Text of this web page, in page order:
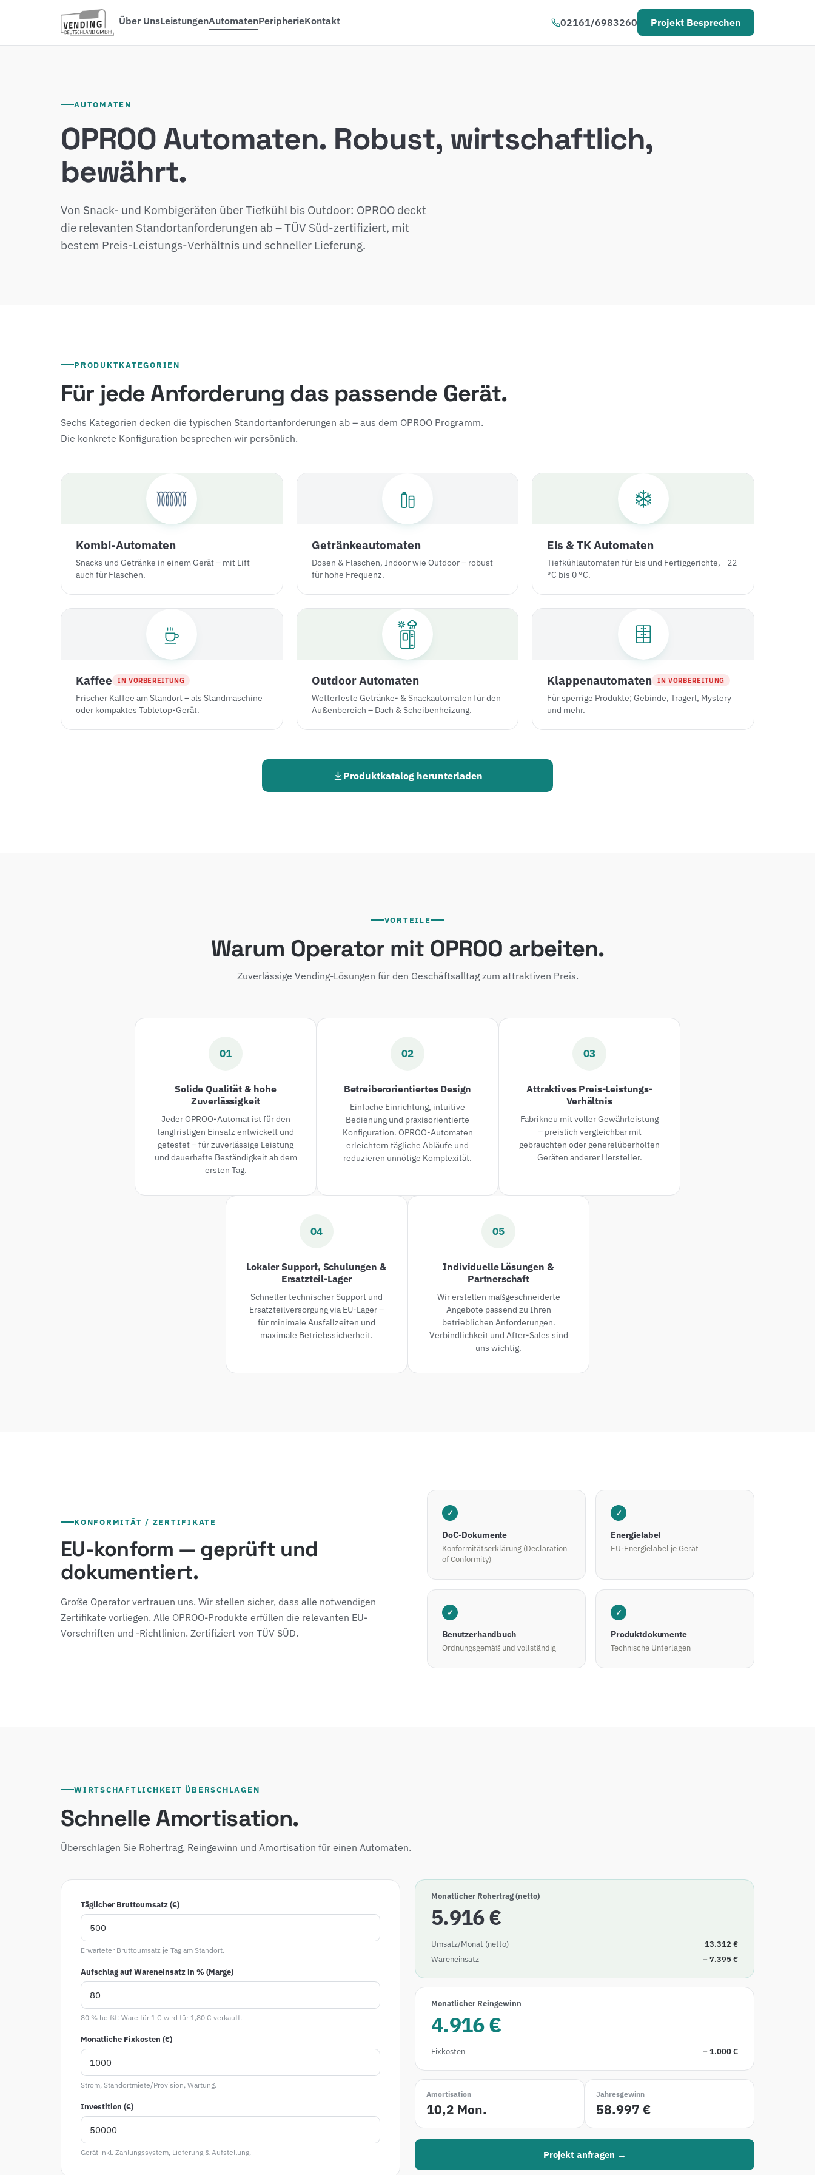
Über UnsLeistungenAutomatenPeripherieKontakt 02161/6983260 Projekt Besprechen
AUTOMATEN
OPROO Automaten. Robust, wirtschaftlich,
bewährt.
Von Snack- und Kombigeräten über Tiefkühl bis Outdoor: OPROO deckt
die relevanten Standortanforderungen ab – TÜV Süd-zertifiziert, mit
bestem Preis-Leistungs-Verhältnis und schneller Lieferung.
PRODUKTKATEGORIEN
Für jede Anforderung das passende Gerät.
Sechs Kategorien decken die typischen Standortanforderungen ab – aus dem OPROO Programm.
Die konkrete Konfiguration besprechen wir persönlich.
Kombi-Automaten
Snacks und Getränke in einem Gerät – mit Lift
auch für Flaschen.
Getränkeautomaten
Dosen & Flaschen, Indoor wie Outdoor – robust
für hohe Frequenz.
Eis & TK Automaten
Tiefkühlautomaten für Eis und Fertiggerichte, −22
°C bis 0 °C.
Kaffee IN VORBEREITUNG
Frischer Kaffee am Standort – als Standmaschine
oder kompaktes Tabletop-Gerät.
Outdoor Automaten
Wetterfeste Getränke- & Snackautomaten für den
Außenbereich – Dach & Scheibenheizung.
Klappenautomaten IN VORBEREITUNG
Für sperrige Produkte; Gebinde, Tragerl, Mystery
und mehr.
Produktkatalog herunterladen
VORTEILE
Warum Operator mit OPROO arbeiten.
Zuverlässige Vending-Lösungen für den Geschäftsalltag zum attraktiven Preis.
01
Solide Qualität & hohe
Zuverlässigkeit
Jeder OPROO-Automat ist für den
langfristigen Einsatz entwickelt und
getestet – für zuverlässige Leistung
und dauerhafte Beständigkeit ab dem
ersten Tag.
02
Betreiberorientiertes Design
Einfache Einrichtung, intuitive
Bedienung und praxisorientierte
Konfiguration. OPROO-Automaten
erleichtern tägliche Abläufe und
reduzieren unnötige Komplexität.
03
Attraktives Preis-Leistungs-
Verhältnis
Fabrikneu mit voller Gewährleistung
– preislich vergleichbar mit
gebrauchten oder generelüberholten
Geräten anderer Hersteller.
04
Lokaler Support, Schulungen &
Ersatzteil-Lager
Schneller technischer Support und
Ersatzteilversorgung via EU-Lager –
für minimale Ausfallzeiten und
maximale Betriebssicherheit.
05
Individuelle Lösungen &
Partnerschaft
Wir erstellen maßgeschneiderte
Angebote passend zu Ihren
betrieblichen Anforderungen.
Verbindlichkeit und After-Sales sind
uns wichtig.
KONFORMITÄT / ZERTIFIKATE
EU-konform — geprüft und
dokumentiert.
Große Operator vertrauen uns. Wir stellen sicher, dass alle notwendigen
Zertifikate vorliegen. Alle OPROO-Produkte erfüllen die relevanten EU-
Vorschriften und -Richtlinien. Zertifiziert von TÜV SÜD.
✓
DoC-Dokumente
Konformitätserklärung (Declaration
of Conformity)
✓
Energielabel
EU-Energielabel je Gerät
✓
Benutzerhandbuch
Ordnungsgemäß und vollständig
✓
Produktdokumente
Technische Unterlagen
WIRTSCHAFTLICHKEIT ÜBERSCHLAGEN
Schnelle Amortisation.
Überschlagen Sie Rohertrag, Reingewinn und Amortisation für einen Automaten.
Täglicher Bruttoumsatz (€)
Erwarteter Bruttoumsatz je Tag am Standort.
Aufschlag auf Wareneinsatz in % (Marge)
80 % heißt: Ware für 1 € wird für 1,80 € verkauft.
Monatliche Fixkosten (€)
Strom, Standortmiete/Provision, Wartung.
Investition (€)
Gerät inkl. Zahlungssystem, Lieferung & Aufstellung.
Monatlicher Rohertrag (netto)
5.916 €
Umsatz/Monat (netto)
13.312 €
Wareneinsatz
– 7.395 €
Monatlicher Reingewinn
4.916 €
Fixkosten – 1.000 €
Amortisation
10,2 Mon.
Jahresgewinn
58.997 €
Projekt anfragen →